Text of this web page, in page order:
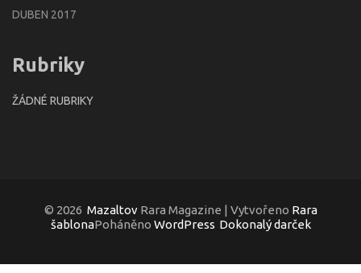
DUBEN 2017
Rubriky
ŽÁDNÉ RUBRIKY
© 2026 MazaltovRara Magazine | Vytvořeno Rara
šablonaPoháněno WordPress Dokonalý darček